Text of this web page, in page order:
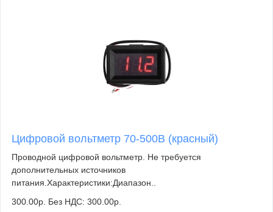
Цифровой вольтметр 70-500В (красный)
Проводной цифровой вольтметр. Не требуется
дополнительных источников
питания.Характеристики:Диапазон..
300.00р. Без НДС: 300.00р.